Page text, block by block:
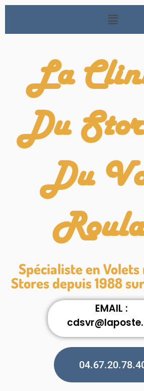
La
Du
Du
Spécialiste en
Stores depuis 1988
EMAIL :